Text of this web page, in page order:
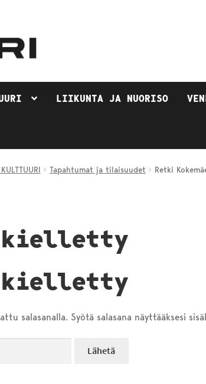
LIIKUNTA JA NUORISO
Tapahtumat ja tilaisuudet Retki
kielletty
kielletty
salasanalla. Syötä salasana näyttääksesi